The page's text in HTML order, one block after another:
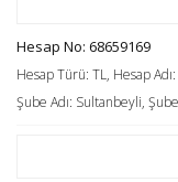
Hesap No: 68659169
Hesap Türü: TL, Hesap
Şube Adı: Sultanbeyli,